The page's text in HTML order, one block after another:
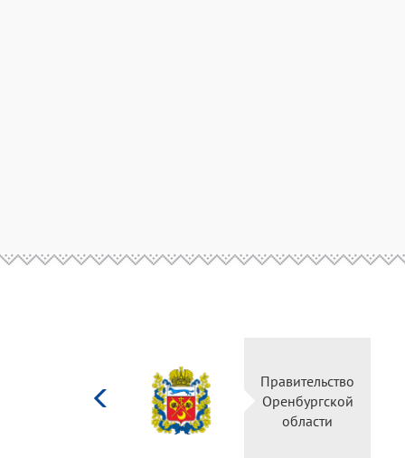
Правительство
Оренбургской
области